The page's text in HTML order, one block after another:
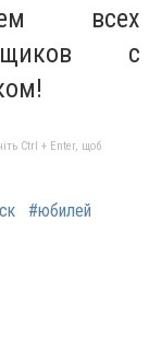
всех
с
Ctrl + Enter, щоб
#юбилей